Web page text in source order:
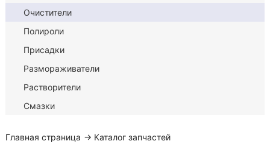
Очистители
Полироли
Присадки
Размораживатели
Растворители
Смазки
Главная страница → Каталог запчастей